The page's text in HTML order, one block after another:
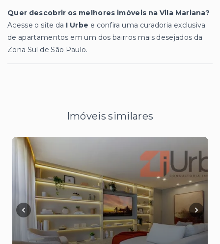
Quer descobrir os melhores imóveis na Vila Mariana?
Acesse o site da I Urbe e confira uma curadoria exclusiva
de apartamentos em um dos bairros mais desejados da
Zona Sul de São Paulo.
Imóveis similares